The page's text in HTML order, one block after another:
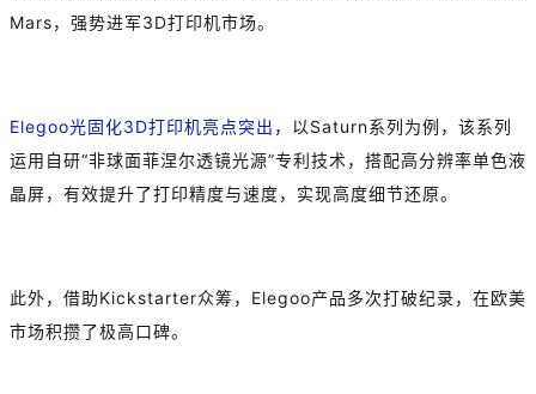
Mars，强势进军3D打印机市场。
Elegoo光固化3D打印机亮点突出 ，以Saturn系列为例，该系列
运用自研“非球面菲涅尔透镜光源”专利技术，搭配高分辨率单色液
晶屏，有效提升了打印精度与速度，实现高度细节还原。
此外，借助Kickstarter众筹，Elegoo产品多次打破纪录，在欧美
市场积攒了极高口碑。